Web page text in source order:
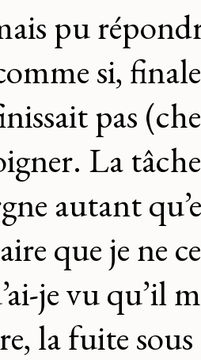
pu
si,
pas
La
autant
que je ne
je vu qu’il
la fuite